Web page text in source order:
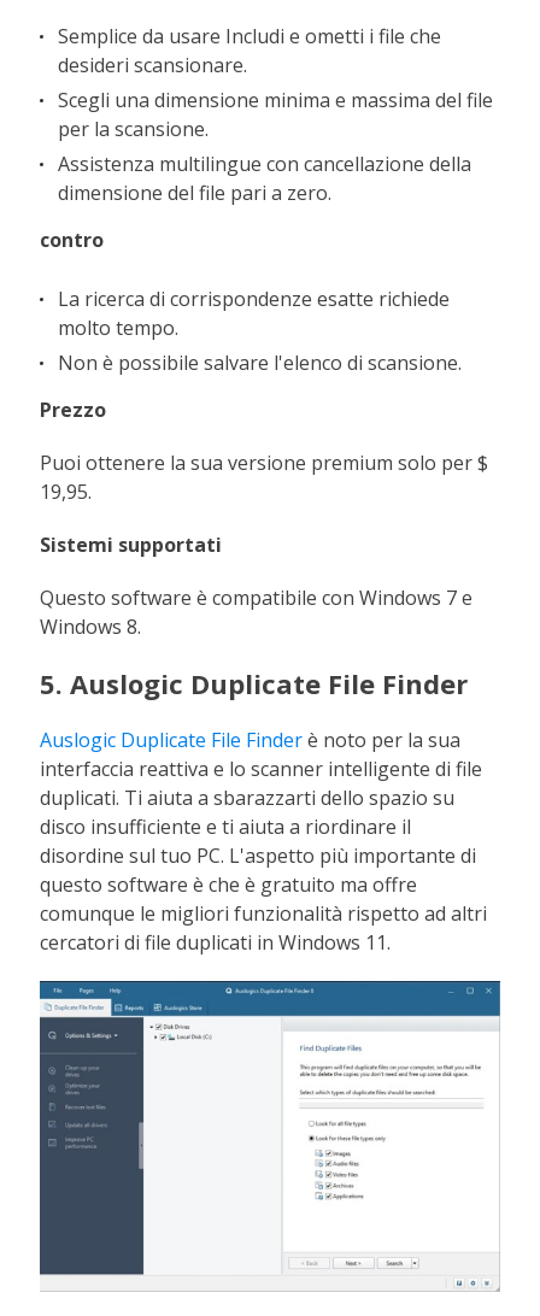
Semplice da usare Includi e ometti i file che
desideri scansionare.
Scegli una dimensione minima e massima del file
per la scansione.
Assistenza multilingue con cancellazione della
dimensione del file pari a zero.
contro
La ricerca di corrispondenze esatte richiede
molto tempo.
Non è possibile salvare l'elenco di scansione.
Prezzo
Puoi ottenere la sua versione premium solo per $
19,95.
Sistemi supportati
Questo software è compatibile con Windows 7 e
Windows 8.
5. Auslogic Duplicate File Finder
Auslogic Duplicate File Finderè noto per la sua
interfaccia reattiva e lo scanner intelligente di file
duplicati. Ti aiuta a sbarazzarti dello spazio su
disco insufficiente e ti aiuta a riordinare il
disordine sul tuo PC. L'aspetto più importante di
questo software è che è gratuito ma offre
comunque le migliori funzionalità rispetto ad altri
cercatori di file duplicati in Windows 11.